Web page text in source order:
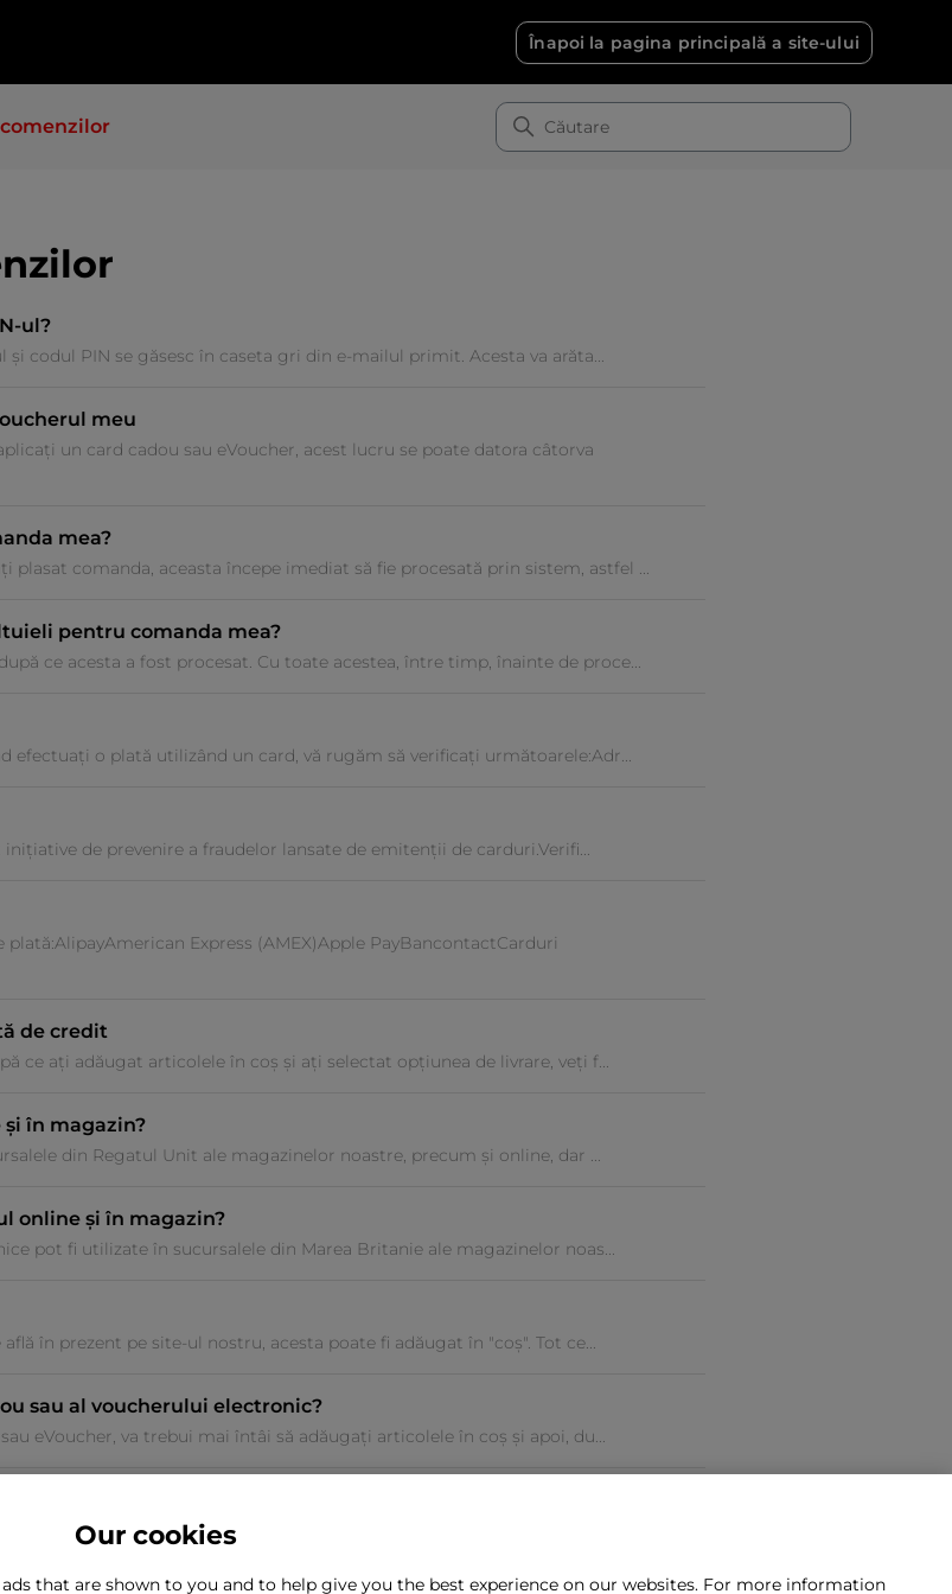
Înapoi la pagina principală a site-ului
ul?
codul PIN se găsesc în caseta gri din e-mailul primit. Acesta va arăta...
meu
un card cadou sau eVoucher, acest lucru se poate datora câtorva
mea?
plasat comanda, aceasta începe imediat să fie procesată prin sistem, astfel ...
pentru comanda mea?
ce acesta a fost procesat. Cu toate acestea, între timp, înainte de proce...
efectuați o plată utilizând un card, vă rugăm să verificați următoarele:Adr...
de prevenire a fraudelor lansate de emitenții de carduri.Verifi...
Express (AMEX)Apple PayBancontactCarduri
de credit
ce ați adăugat articolele în coș și ați selectat opțiunea de livrare, veți f...
în magazin?
din Regatul Unit ale magazinelor noastre, precum și online, dar ...
online și în magazin?
pot fi utilizate în sucursalele din Marea Britanie ale magazinelor noas...
în prezent pe site-ul nostru, acesta poate fi adăugat în "coș". Tot ce...
sau al voucherului electronic?
eVoucher, va trebui mai întâi să adăugați articolele în coș și apoi, du...
Our cookies
that are shown to you and to help give you the best experience on our websites. For more information